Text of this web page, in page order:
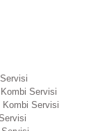
Servisi
Servisi